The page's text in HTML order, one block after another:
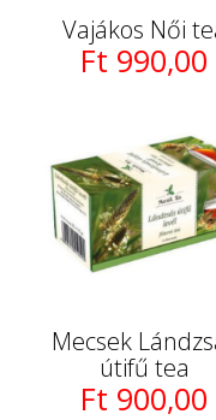
Vajákos Női
Ft 990,00
Mecsek
útifű tea
Ft 900,00